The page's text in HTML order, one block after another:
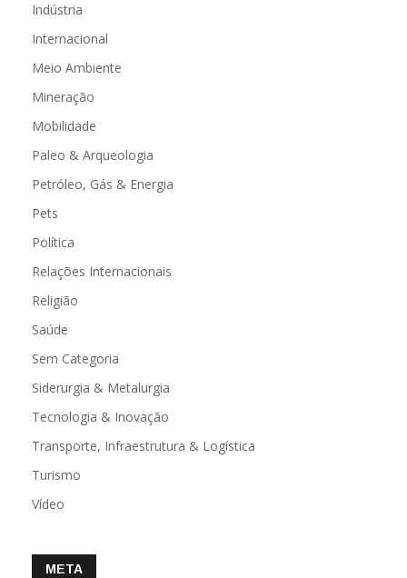
Indústria
Internacional
Meio Ambiente
Mineração
Mobilidade
Paleo & Arqueologia
Petróleo, Gás & Energia
Pets
Política
Relações Internacionais
Religião
Saúde
Sem Categoria
Siderurgia & Metalurgia
Tecnologia & Inovação
Transporte, Infraestrutura & Logística
Turismo
Vídeo
META